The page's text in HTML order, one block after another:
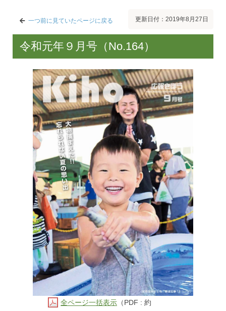
一つ前に見ていたページに戻る 更新日付：2019年8月27日
令和元年９月号（No.164）
全ページ一括表示 （PDF : 約